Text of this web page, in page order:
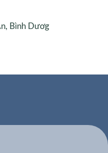
Bình Dươg